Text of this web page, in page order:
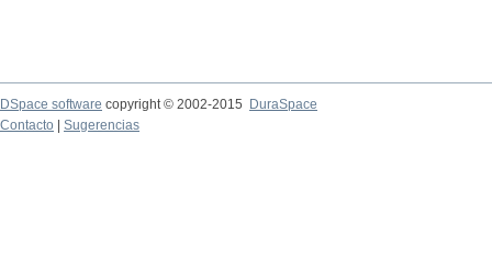
DSpace software copyright © 2002-2015
DuraSpace
Contacto
Sugerencias